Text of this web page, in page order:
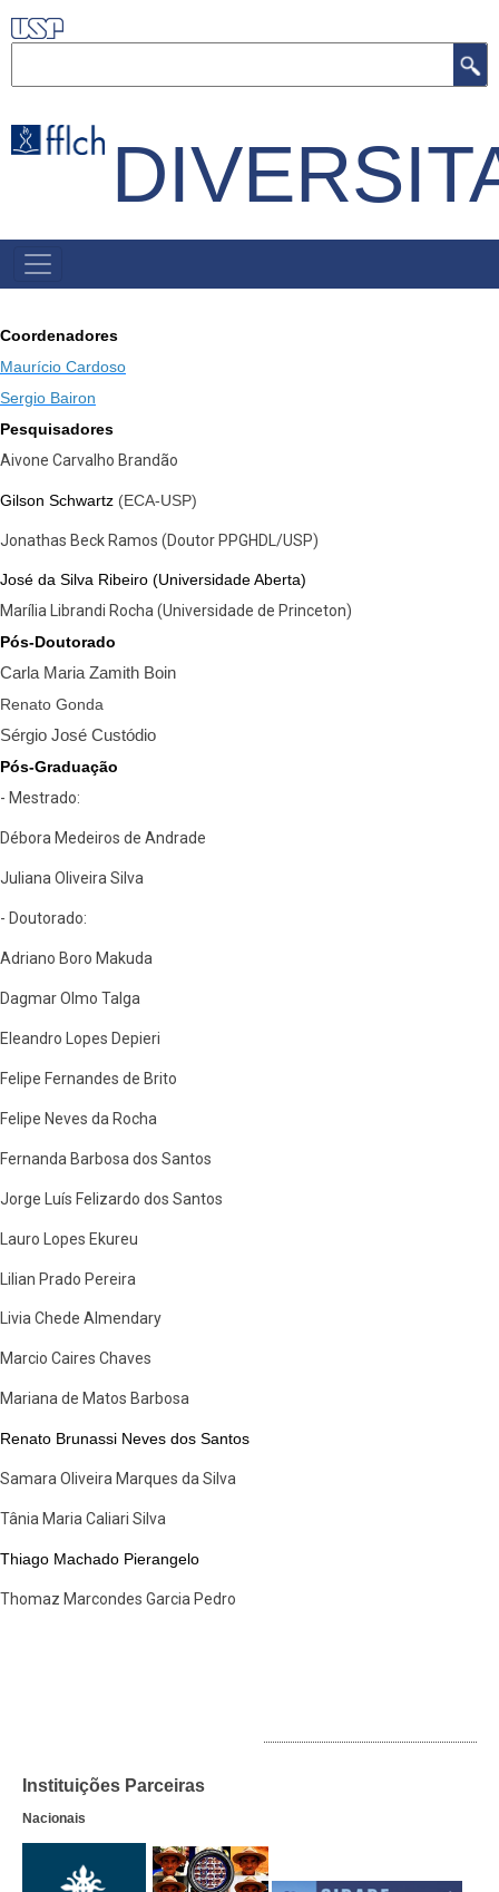
Pular
para
principal
PRIMARY
LINKS
Coordenadores
Maurício Cardoso
Sergio Bairon
Pesquisadores
Aivone Carvalho Brandão
Gilson Schwartz (ECA-USP)
Jonathas Beck Ramos (Doutor PPGHDL/USP)
José da Silva Ribeiro (Universidade Aberta)
Marília Librandi Rocha (Universidade de Princeton)
Pós-Doutorado
Carla Maria Zamith Boin
Renato Gonda
Sérgio José Custódio
Pós-Graduação
- Mestrado:
Débora Medeiros de Andrade
Juliana Oliveira Silva
- Doutorado:
Adriano Boro Makuda
Dagmar Olmo Talga
Eleandro Lopes Depieri
Felipe Fernandes de Brito
Felipe Neves da Rocha
Fernanda Barbosa dos Santos
Jorge Luís Felizardo dos Santos
Lauro Lopes Ekureu
Lilian Prado Pereira
Livia Chede Almendary
Marcio Caires Chaves
Mariana de Matos Barbosa
Renato Brunassi Neves dos Santos
Samara Oliveira Marques da Silva
Tânia Maria Caliari Silva
Thiago Machado Pierangelo
Thomaz Marcondes Garcia Pedro
Instituições Parceiras
Nacionais